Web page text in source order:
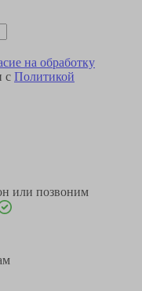
на обработку
с Политикой
или позвоним